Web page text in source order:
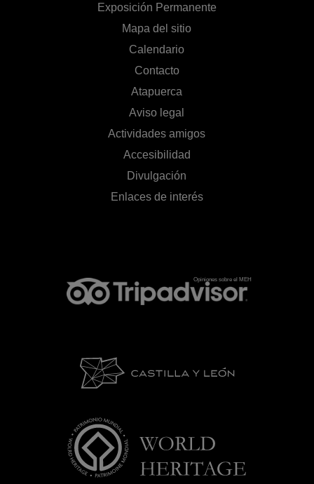
Exposición Permanente
Mapa del sitio
Calendario
Contacto
Atapuerca
Aviso legal
Actividades amigos
Accesibilidad
Divulgación
Enlaces de interés
Opiniones sobre el MEH